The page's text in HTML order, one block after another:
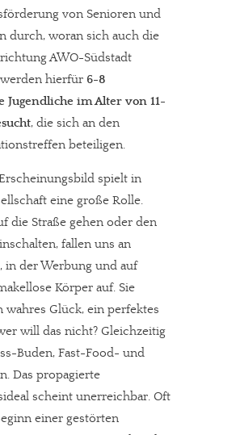
von Senioren und
durch, woran sich auch die
AWO-Südstadt
hierfür 6-8
Jugendliche im Alter von 11-
, die sich an den
beteiligen.
spielt in
eine große Rolle.
die Straße gehen oder den
fallen uns an
in der Werbung und auf
Körper auf. Sie
wahres Glück, ein perfektes
will das nicht? Gleichzeitig
Buden, Fast-Food- und
Das propagierte
scheint unerreichbar. Oft
einer gestörten